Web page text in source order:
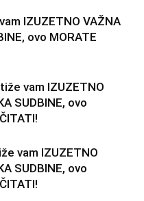
IZUZETNO VAŽNA
ovo MORATE
vam IZUZETNO
SUDBINE, ovo
vam IZUZETNO
SUDBINE, ovo